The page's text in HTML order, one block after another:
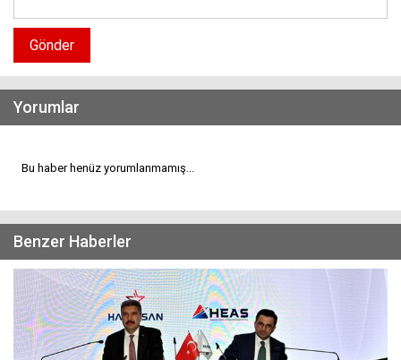
Gönder
Yorumlar
Bu haber henüz yorumlanmamış...
Benzer Haberler